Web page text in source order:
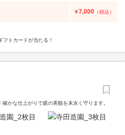
￥7,000 （税込）
トカードが当たる！
かな仕上がりで庭の美観を末永く守ります。